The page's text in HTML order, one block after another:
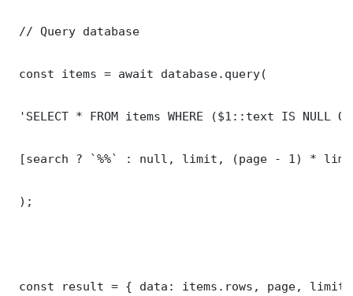
// Query database
const items = await database.query(
'SELECT * FROM items WHERE ($1::text IS NULL
[search ? `%%` : null, limit, (page - 1) *
);
const result = { data: items.rows, page,